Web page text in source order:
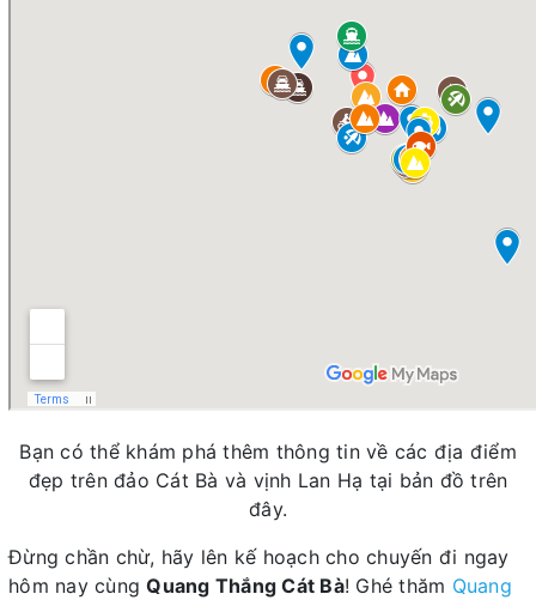
Bạn có thể khám phá thêm thông tin về các địa điểm
đẹp trên đảo Cát Bà và vịnh Lan Hạ tại bản đồ trên
đây.
Đừng chần chừ, hãy lên kế hoạch cho chuyến đi ngay
hôm nay cùngQuang Thắng Cát Bà! Ghé thăm Quang